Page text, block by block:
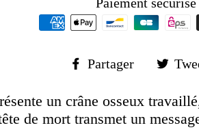
Partager
Partager
Facebook
un crâne osseux
de mort transmet un